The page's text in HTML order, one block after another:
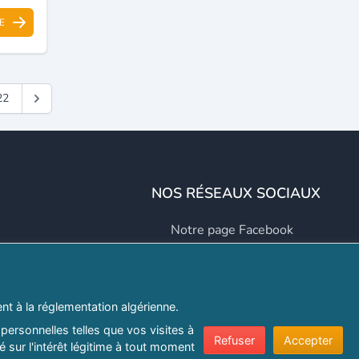
NOS RÉSEAUX SOCIAUX
Notre page Facebook
Notre page Twitter
à la réglementation algérienne.
telles que vos visites à
sur l'intérêt légitime à tout moment
Refuser Accepter